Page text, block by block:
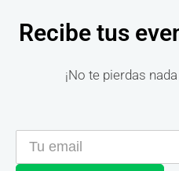
Recibe tus
¡No te pierdas